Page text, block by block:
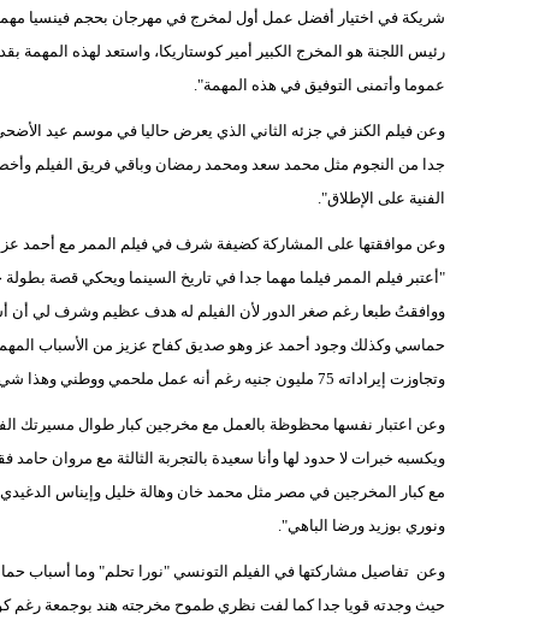
شريكة في اختيار أفضل عمل أول لمخرج في مهرجان بحجم فينسيا
رئيس اللجنة هو المخرج الكبير أمير كوستاريكا، واستعد لهذه
عموما وأتمنى التوفيق في هذه المهمة".
وعن فيلم الكنز في جزئه الثاني الذي يعرض حاليا في موسم عيد
الفنية على الإطلاق".
وعن موافقتها على المشاركة كضيفة شرف في فيلم الممر مع أحمد عز
"أعتبر فيلم الممر فيلما مهما جدا في تاريخ السينما ويحكي قصة
ووافقتُ طبعا رغم صغر الدور لأن الفيلم له هدف عظيم وشرف لي أن
حماسي وكذلك وجود أحمد عز وهو صديق كفاح عزيز من الأسباب المهمة
وتجاوزت إيراداته 75 مليون جنيه رغم أنه عمل ملحمي ووطني وهذا شيء عظيم ويؤكد أن الفن الجيد يفرض نفسه".
وعن اعتبار نفسها محظوظة بالعمل مع مخرجين كبار طوال مسيرتك
ويكسبه خبرات لا حدود لها وأنا سعيدة بالتجربة الثالثة مع مروان
مع كبار المخرجين في مصر مثل محمد خان وهالة خليل وإيناس
ونوري بوزيد ورضا الباهي".
وعن تفاصيل مشاركتها في الفيلم التونسي "نورا تحلم" وما أسباب
حيث وجدته قويا جدا كما لفت نظري طموح مخرجته هند بوجمعة رغم